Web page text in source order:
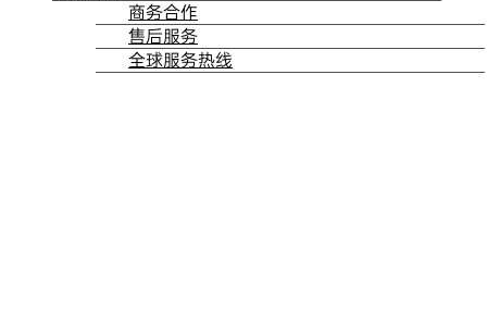
商务合作
售后服务
全球服务热线